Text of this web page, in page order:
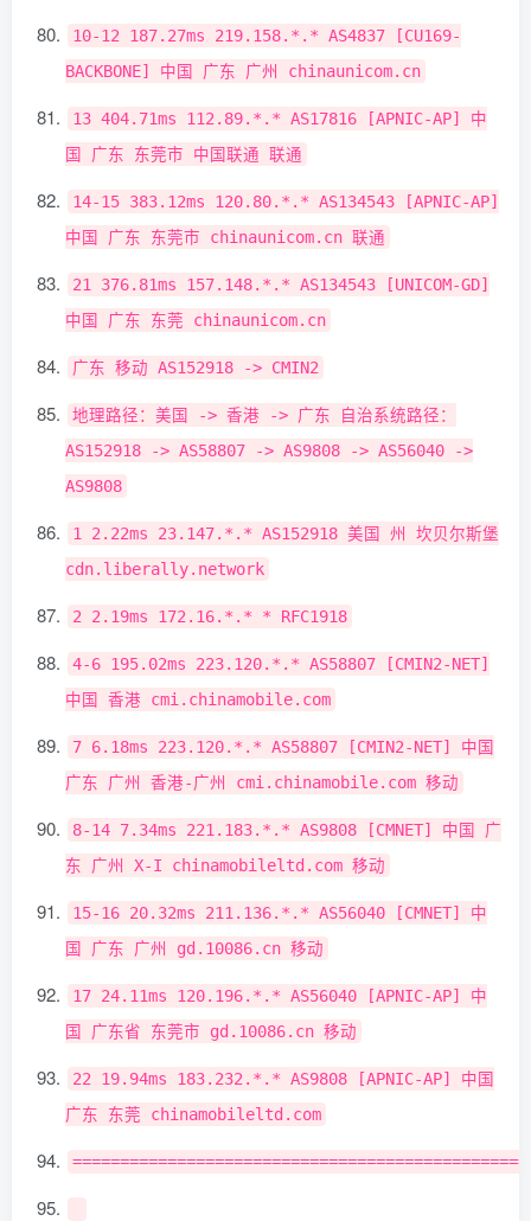
10-12 187.27ms 219.158.*.* AS4837 [CU169-
BACKBONE] 中国 广东 广州 chinaunicom. cn
13 404.71ms 112.89.*.* AS17816 [APNIC-AP]
中
国
广东 东莞市 中国联通 联通
14-15 383.12ms 120.80.*.* AS134543 [APNIC-AP]
中国
广东 东莞市 chinaunicom. cn 联通
21 376.81ms 157.148.*.* AS134543 [UNICOM-GD]
中国
广东 东莞 chinaunicom. cn
广东 移动 AS152918 -> CMIN2
地理路径：美国 -> 香港 -> 广东
自治系统路径：
AS152918
-> AS58807 -> AS9808 -> AS56040
->
AS9808
1 2.22ms 23.147.*.* AS152918 美国 州
坎贝尔斯堡
cdn. liberally. network
2 2.19ms 172.16.*.* * RFC1918
4-6 195.02ms 223.120.*.* AS58807 [CMIN2-NET]
中国
香港 cmi. chinamobile. com
7 6.18ms 223.120.*.* AS58807 [CMIN2-NET]
中国
广东
广州 香港-广州 cmi. chinamobile. com 移动
8-14 7.34ms 221.183.*.* AS9808 [CMNET] 中国
广
东
广州 X-I chinamobileltd . com 移动
15-16 20.32ms 211.136.*.* AS56040 [CMNET]
中
国
广东 广州 gd . 10086.cn 移动
17 24.11ms 120.196.*.* AS56040 [APNIC-AP]
中
国
广东省 东莞市 gd . 10086.cn 移动
22 19.94ms 183.232.*.* AS9808 [APNIC-AP]
中国
广东
东莞 chinamobileltd . com